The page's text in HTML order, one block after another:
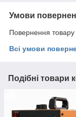
Умови
Повернення товару
Всі умови
Подібні товари